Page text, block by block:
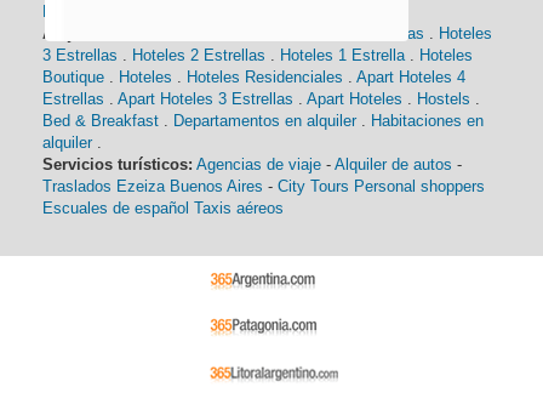
Alojamiento:
Hoteles 4 Estrellas
Hoteles
3 Estrellas
Hoteles 2 Estrellas Hoteles 1 Estrella
Hoteles
Boutique
Hoteles Hoteles Residenciales
Apart Hoteles 4
Estrellas
Apart Hoteles 3 Estrellas Apart Hoteles Hostels
Bed & Breakfast
Departamentos en alquiler
Habitaciones en
alquiler
Servicios turísticos: Agencias de viaje - Alquiler de autos -
Traslados Ezeiza Buenos Aires - City Tours Personal shoppers
Escuales de español Taxis aéreos